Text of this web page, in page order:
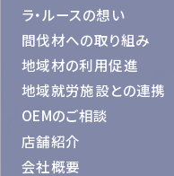
ラ・ルースの想い
間伐材への取り組み
地域材の利用促進
地域就労施設との連携
OEMのご相談
店舗紹介
会社概要